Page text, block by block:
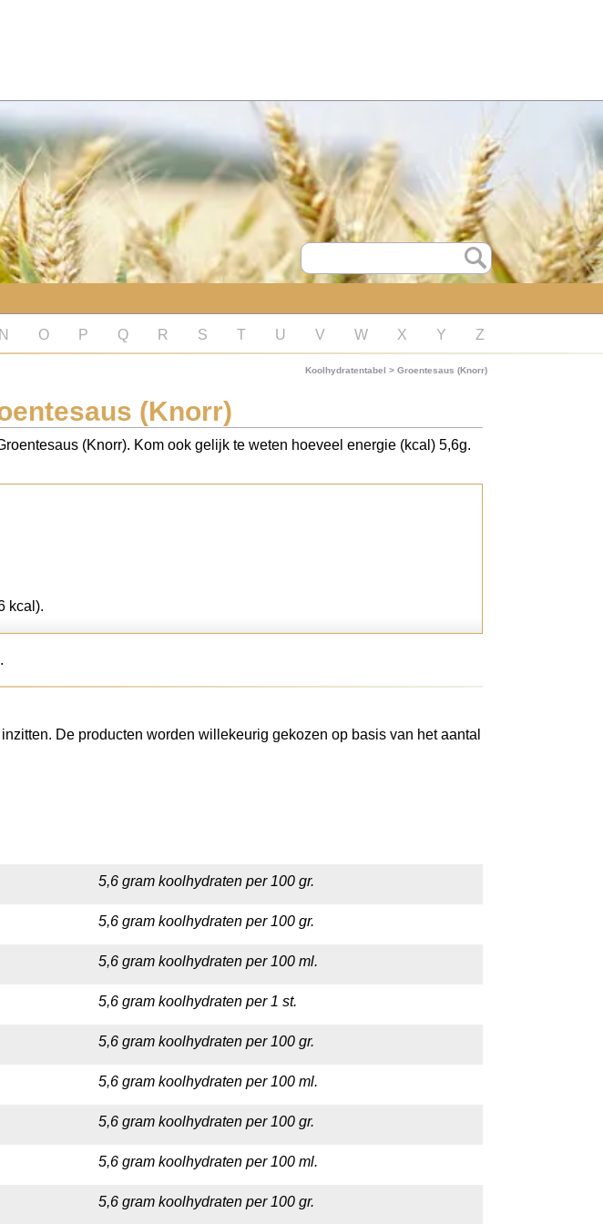
N O P Q R S T U V W X Y Z
Koolhydratentabel > Groentesaus (Knorr)
(Knorr)
(Knorr). Kom ook gelijk te weten hoeveel energie (kcal) 5,6g.
kcal).
De producten worden willekeurig gekozen op basis van het aantal
5,6 gram koolhydraten per 100 gr.
5,6 gram koolhydraten per 100 gr.
5,6 gram koolhydraten per 100 ml.
5,6 gram koolhydraten per 1 st.
5,6 gram koolhydraten per 100 gr.
5,6 gram koolhydraten per 100 ml.
5,6 gram koolhydraten per 100 gr.
5,6 gram koolhydraten per 100 ml.
5,6 gram koolhydraten per 100 gr.